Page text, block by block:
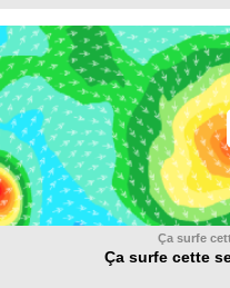
Ça surfe
Ça surfe cette